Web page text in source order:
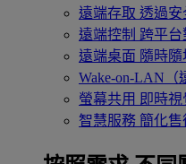
遠端存取 透過安
遠端控制 跨平台
遠端桌面 隨時
Wake-on-LAN（
螢幕共用 即時
智慧服務 簡化